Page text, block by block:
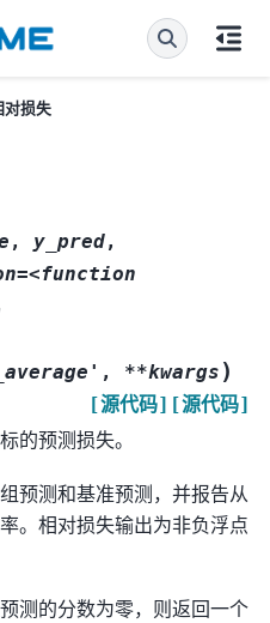
对损失
, y_pred,
, **kwargs )
[源代码]
[源代码]
的预测损失。
预测和基准预测，并报告从
。相对损失输出为非负浮点
测的分数为零，则返回一个